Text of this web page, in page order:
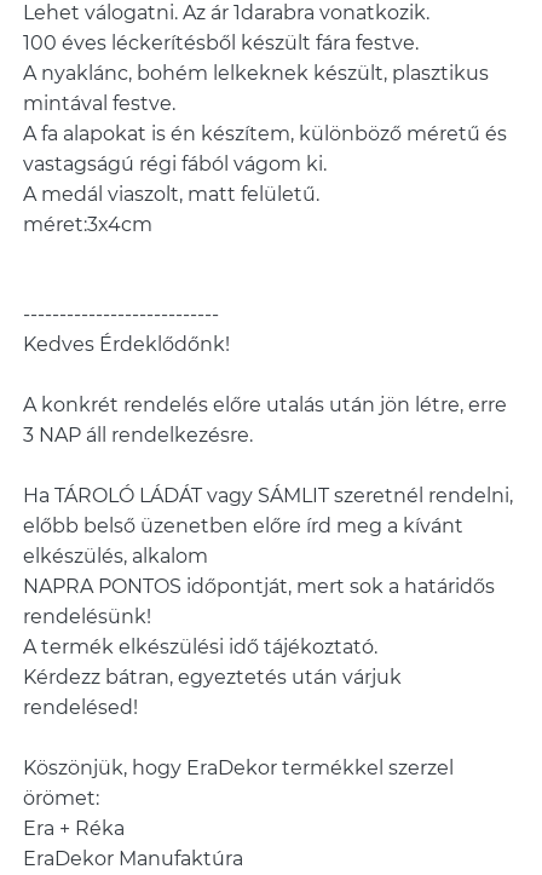
Lehet válogatni. Az ár 1darabra vonatkozik.
100 éves léckerítésből készült fára festve.
A nyaklánc, bohém lelkeknek készült, plasztikus
mintával festve.
A fa alapokat is én készítem, különböző méretű és
vastagságú régi fából vágom ki.
A medál viaszolt, matt felületű.
méret:3x4cm
---------------------------
Kedves Érdeklődőnk!
A konkrét rendelés előre utalás után jön létre, erre
3 NAP áll rendelkezésre.
Ha TÁROLÓ LÁDÁT vagy SÁMLIT szeretnél rendelni,
előbb belső üzenetben előre írd meg a kívánt
elkészülés, alkalom
NAPRA PONTOS időpontját, mert sok a határidős
rendelésünk!
A termék elkészülési idő tájékoztató.
Kérdezz bátran, egyeztetés után várjuk
rendelésed!
Köszönjük, hogy EraDekor termékkel szerzel
örömet:
Era + Réka
EraDekor Manufaktúra